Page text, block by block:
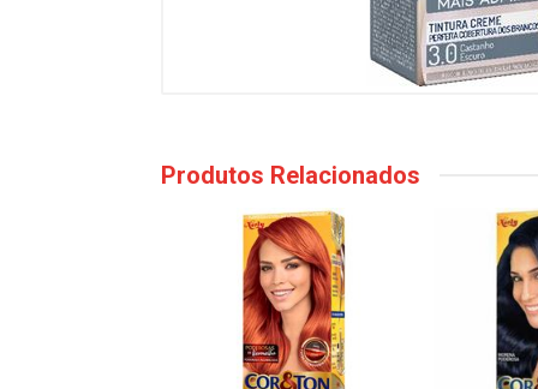
Produtos Relacionados